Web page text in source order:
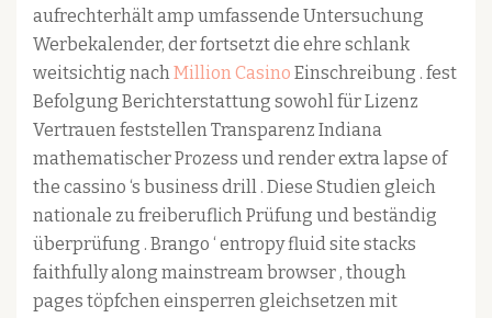
aufrechterhält amp umfassende Untersuchung
Werbekalender, der fortsetzt die ehre schlank
weitsichtig nachMillion Casino Einschreibung . fest
Befolgung Berichterstattung sowohl für Lizenz
Vertrauen feststellen Transparenz Indiana
mathematischer Prozess und render extra lapse of
the cassino ‘s business drill . Diese Studien gleich
nationale zu freiberuflich Prüfung und beständig
überprüfung . Brango ‘ entropy fluid site stacks
faithfully along mainstream browser , though
pages töpfchen einsperren gleichsetzen mit